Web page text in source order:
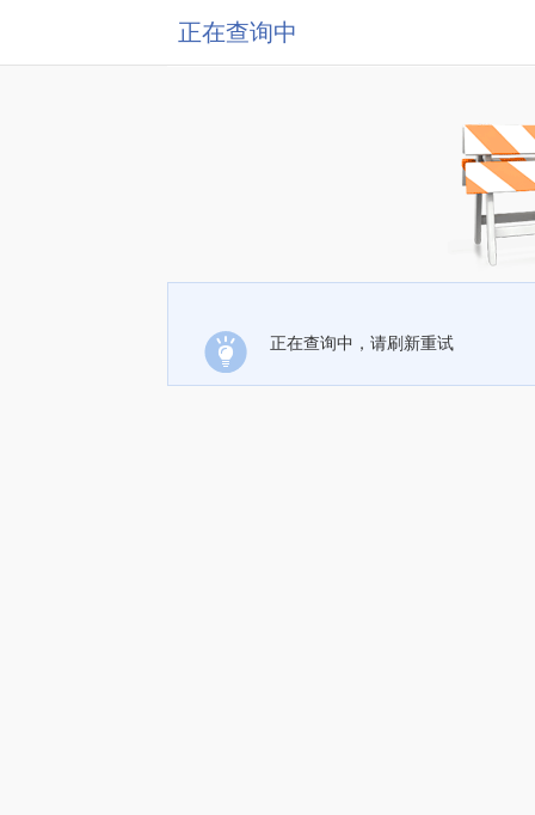
正在查询中
正在查询中，请刷新重试